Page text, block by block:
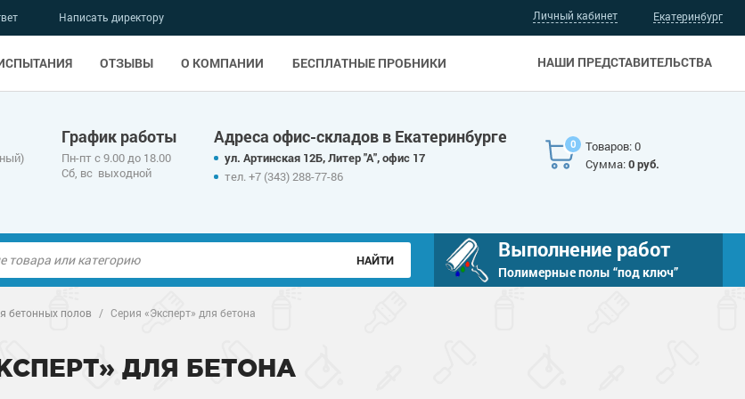
Личный кабинет
НАШИ ПРЕДСТАВИТЕЛЬСТВА
Написать директору
ОТЗЫВЫ О КОМПАНИИ БЕСПЛАТНЫЕ ПРОБНИКИ
Екатеринбург
График работы
Пн-пт с 9.00 до 18.00
Сб, вс выходной
Адреса офис-складов в Екатеринбурге
ул. Артинская 12Б, Литер "А", офис 17
тел. +7 (343) 288-77-86
0
Товаров: 0
Сумма:0 руб.
Выполнение работ
Полимерные полы “под ключ”
бетонных полов / Серия «Эксперт» для бетона
ДЛЯ БЕТОНА